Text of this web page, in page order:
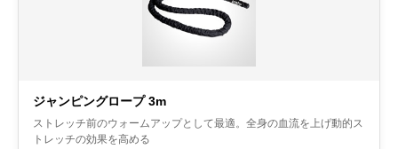
ジャンピングロープ 3m
ストレッチ前のウォームアップとして最適。全身の血流を上げ動的ス
トレッチの効果を高める